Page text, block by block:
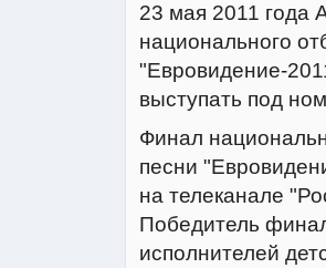
23 мая 2011 года
национального
"Евровидение-
выступать под
Финал
песни
на телеканале
Победитель
исполнителей